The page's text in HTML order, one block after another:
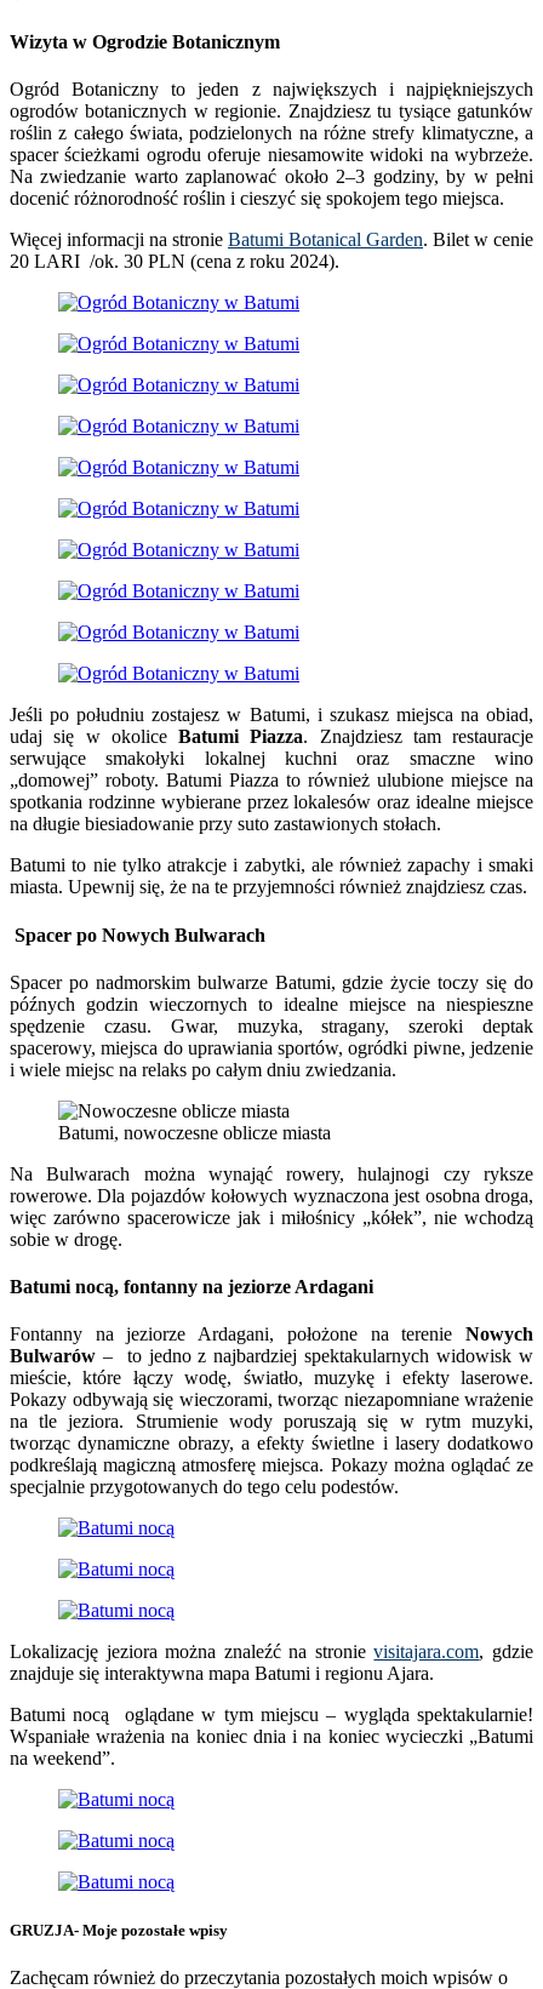
Wizyta w Ogrodzie Botanicznym
Ogród Botaniczny to jeden z największych i najpiękniejszych
ogrodów botanicznych w regionie. Znajdziesz tu tysiące gatunków
roślin z całego świata, podzielonych na różne strefy klimatyczne, a
spacer ścieżkami ogrodu oferuje niesamowite widoki na wybrzeże.
Na zwiedzanie warto zaplanować około 2–3 godziny, by w pełni
docenić różnorodność roślin i cieszyć się spokojem tego miejsca.
Więcej informacji na stronie Batumi Botanical Garden. Bilet w cenie
20 LARI /ok. 30 PLN (cena z roku 2024).
Jeśli po południu zostajesz w Batumi, i szukasz miejsca na obiad,
udaj się w okolice Batumi Piazza. Znajdziesz tam restauracje
serwujące smakołyki lokalnej kuchni oraz smaczne wino
„domowej” roboty. Batumi Piazza to również ulubione miejsce na
spotkania rodzinne wybierane przez lokalesów oraz idealne miejsce
na długie biesiadowanie przy suto zastawionych stołach.
Batumi to nie tylko atrakcje i zabytki, ale również zapachy i smaki
miasta. Upewnij się, że na te przyjemności również znajdziesz czas.
Spacer po Nowych Bulwarach
Spacer po nadmorskim bulwarze Batumi, gdzie życie toczy się do
późnych godzin wieczornych to idealne miejsce na niespieszne
spędzenie czasu. Gwar, muzyka, stragany, szeroki deptak
spacerowy, miejsca do uprawiania sportów, ogródki piwne, jedzenie
i wiele miejsc na relaks po całym dniu zwiedzania.
Batumi, nowoczesne oblicze miasta
Na Bulwarach można wynająć rowery, hulajnogi czy ryksze
rowerowe. Dla pojazdów kołowych wyznaczona jest osobna droga,
więc zarówno spacerowicze jak i miłośnicy „kółek”, nie wchodzą
sobie w drogę.
Batumi nocą, fontanny na jeziorze Ardagani
Fontanny na jeziorze Ardagani, położone na terenie Nowych
Bulwarów – to jedno z najbardziej spektakularnych widowisk w
mieście, które łączy wodę, światło, muzykę i efekty laserowe.
Pokazy odbywają się wieczorami, tworząc niezapomniane wrażenie
na tle jeziora. Strumienie wody poruszają się w rytm muzyki,
tworząc dynamiczne obrazy, a efekty świetlne i lasery dodatkowo
podkreślają magiczną atmosferę miejsca. Pokazy można oglądać ze
specjalnie przygotowanych do tego celu podestów.
Lokalizację jeziora można znaleźć na stronievisitajara.com, gdzie
znajduje się interaktywna mapa Batumi i regionu Ajara.
Batumi nocą oglądane w tym miejscu – wygląda spektakularnie!
Wspaniałe wrażenia na koniec dnia i na koniec wycieczki „Batumi
na weekend”.
GRUZJA- Moje pozostałe wpisy
Zachęcam również do przeczytania pozostałych moich wpisów o